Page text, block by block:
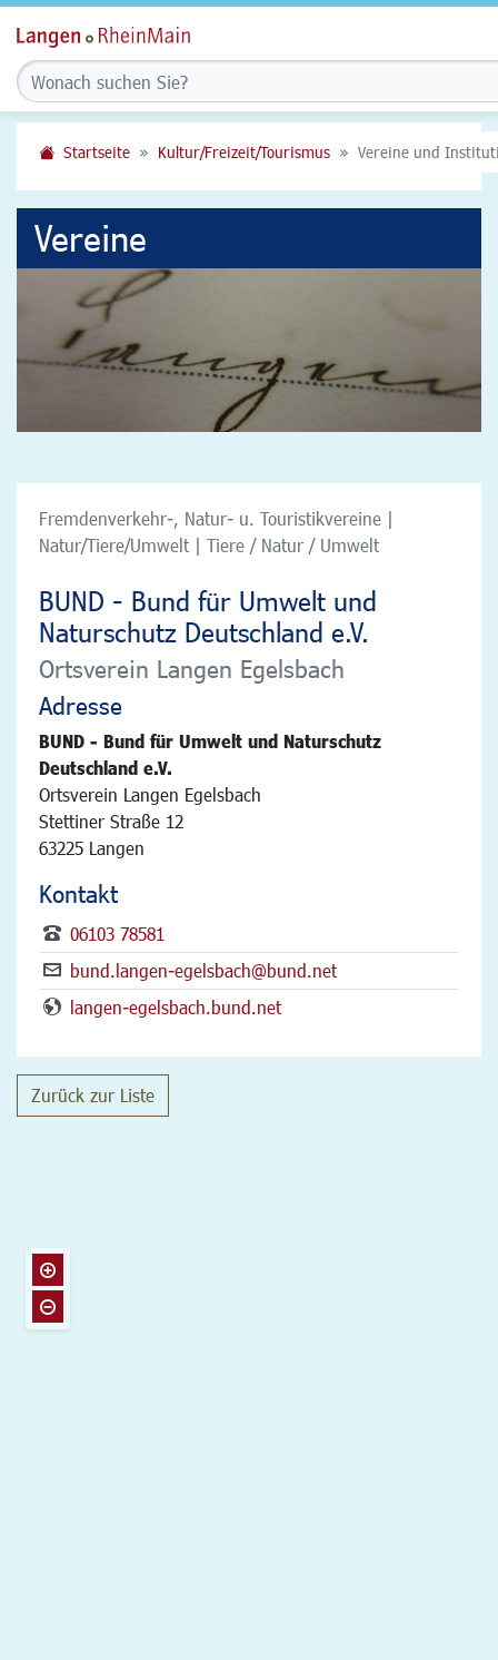
Startseite Kultur/Freizeit/Tourismus Vereine und
Vereine
Fremdenverkehr-, Natur- u. Touristikvereine |
Natur/Tiere/Umwelt | Tiere / Natur / Umwelt
BUND - Bund für Umwelt und
Naturschutz Deutschland e.V.
Ortsverein Langen Egelsbach
Adresse
BUND - Bund für Umwelt und Naturschutz
Deutschland e.V.
Ortsverein Langen Egelsbach
Stettiner Straße 12
63225 Langen
Kontakt
06103 78581
bund.langen-egelsbach@bund.net
langen-egelsbach.bund.net
Zurück zur Liste